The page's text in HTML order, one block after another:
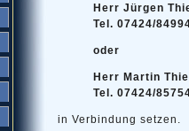
Herr Jürgen
Tel. 07424/
oder
Herr Martin
Tel. 07424/
in Verbindung setzen.